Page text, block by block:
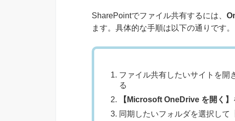
SharePointでファイル共有するには、
ます。具体的な手順は以下の通りです。
ファイル共有したいサイトを開
る
【Microsoft OneDrive を開く】
同期したいフォルダを選択して